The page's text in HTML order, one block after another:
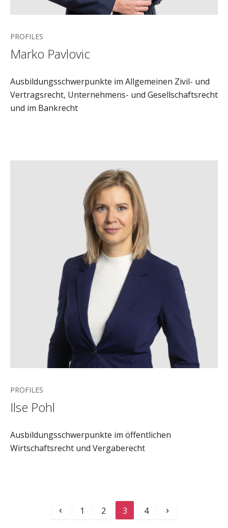
PROFILES
Marko Pavlovic
Ausbildungsschwerpunkte im Allgemeinen Zivil- und
Vertragsrecht, Unternehmens- und Gesellschaftsrecht
und im Bankrecht
PROFILES
Ilse Pohl
Ausbildungsschwerpunkte im öffentlichen
Wirtschaftsrecht und Vergaberecht
1 2 3 4